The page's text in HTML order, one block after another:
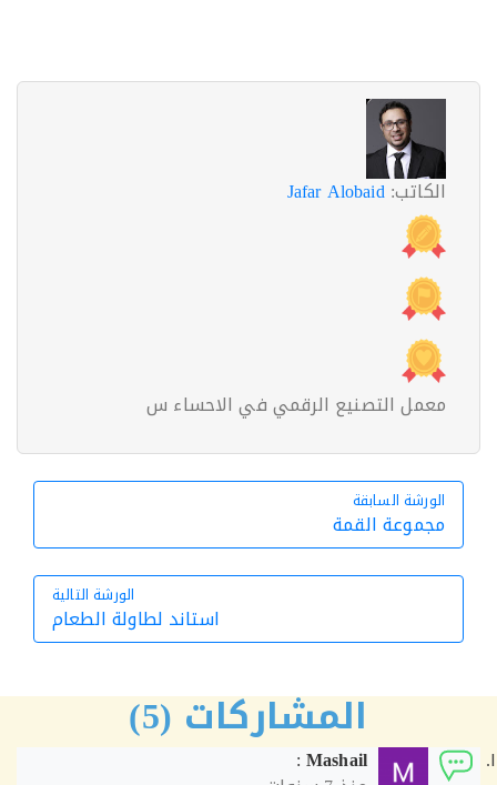
الكاتب:Jafar Alobaid
معمل التصنيع الرقمي في الاحساء س
الورشة السابقة
الورشة السابقة
مجموعة القمة
الورشة التالية
الورشة
استاند لطاولة الطعام
المشاركات (5)
Mashail
: